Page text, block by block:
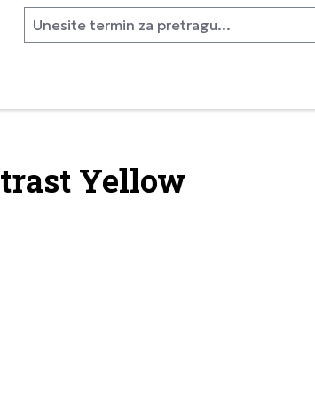
Yellow